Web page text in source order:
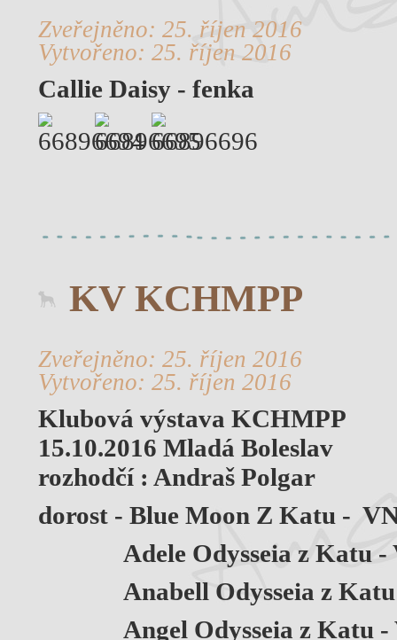
Zveřejněno: 25. říjen 2016
Vytvořeno: 25. říjen 2016
Callie Daisy - fenka
KV KCHMPP
Zveřejněno: 25. říjen 2016
Vytvořeno: 25. říjen 2016
Klubová výstava KCHMPP
15.10.2016 Mladá Boleslav
rozhodčí : Andraš Polgar
dorost - Blue Moon Z Katu -
Adele Odysseia z Katu -
Anabell Odysseia z Katu
Angel Odysseia z Katu -